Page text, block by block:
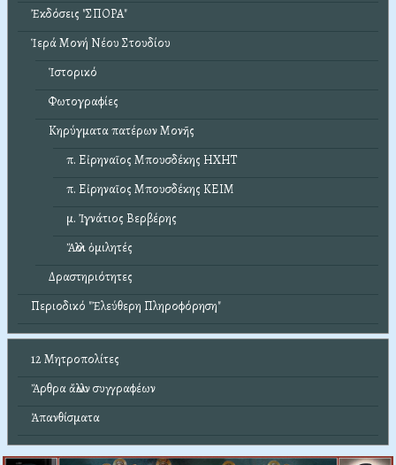
Ἐκδόσεις "ΣΠΟΡΑ"
Ἱερά Μονή Νέου Στουδίου
Ἱστορικό
Φωτογραφίες
Κηρύγματα πατέρων Μονῆς
π. Εἰρηναῖος Μπουσδέκης ΗΧΗΤ
π. Εἰρηναῖος Μπουσδέκης ΚΕΙΜ
μ. Ἰγνάτιος Βερβέρης
Ἄλλοι ὁμιλητές
Δραστηριότητες
Περιοδικό "Ἐλεύθερη Πληροφόρηση"
12 Μητροπολίτες
Ἄρθρα ἄλλων συγγραφέων
Ἀπανθίσματα